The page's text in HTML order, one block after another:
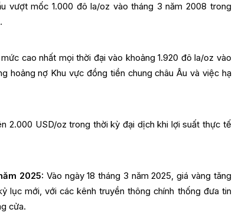
vượt mốc 1.000 đô la/oz vào tháng 3 năm 2008 trong
cao nhất mọi thời đại vào khoảng 1.920 đô la/oz vào
hoảng nợ Khu vực đồng tiền chung châu Âu và việc hạ
2.000 USD/oz trong thời kỳ đại dịch khi lợi suất thực tế
2025: Vào ngày 18 tháng 3 năm 2025, giá vàng tăng
lục mới, với các kênh truyền thông chính thống đưa tin
cửa.